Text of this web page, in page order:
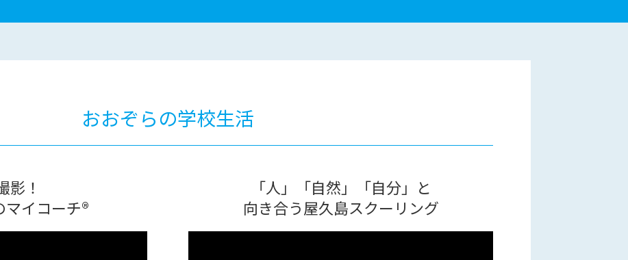
おおぞらの学校生活
影！
マイコーチ®
「人」「自然」「自分」と
向き合う屋久島スクーリング